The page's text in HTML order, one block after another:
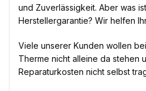
und Zuverlässigkeit. Aber was
Herstellergarantie? Wir helfen
Viele unserer Kunden wollen
Therme nicht alleine da stehen
Reparaturkosten nicht selbst